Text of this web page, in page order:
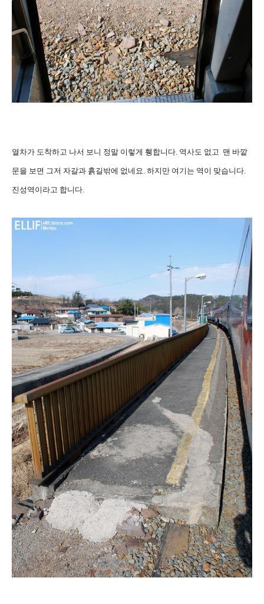
열차가 도착하고 나서 보니 정말 이렇게 휑합니다. 역사도 없고 맨 바깥
문을 보면 그저 자갈과 흙길밖에 없네요. 하지만 여기는 역이 맞습니다.
진성역이라고 합니다.